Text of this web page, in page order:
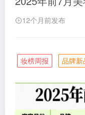
12个月前发布
妆榜周报 品牌新